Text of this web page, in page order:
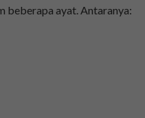
beberapa ayat. Antaranya: